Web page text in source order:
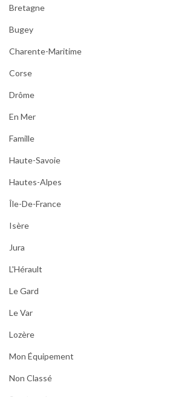
Bretagne
Bugey
Charente-Maritime
Corse
Drôme
En Mer
Famille
Haute-Savoie
Hautes-Alpes
Île-De-France
Isère
Jura
L'Hérault
Le Gard
Le Var
Lozère
Mon Équipement
Non Classé